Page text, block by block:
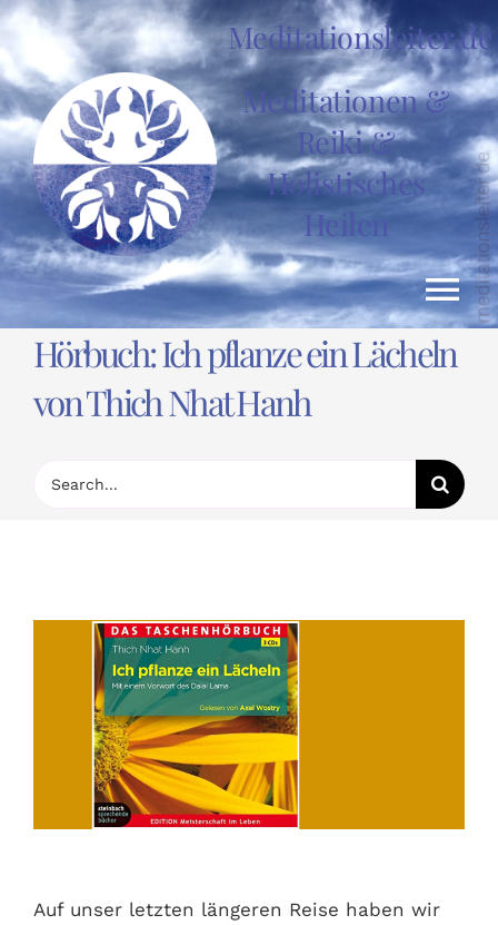
Zum
Inhalt
springen
Meditationsleiter.de
Meditationen &
Reiki &
Holistisches
Heilen
Holistisch
Hörbuch: Ich pflanze ein Lächeln
von Thich Nhat Hanh
Auf unser letzten längeren Reise haben wir